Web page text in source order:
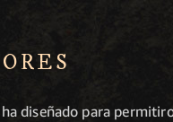
diseñado para